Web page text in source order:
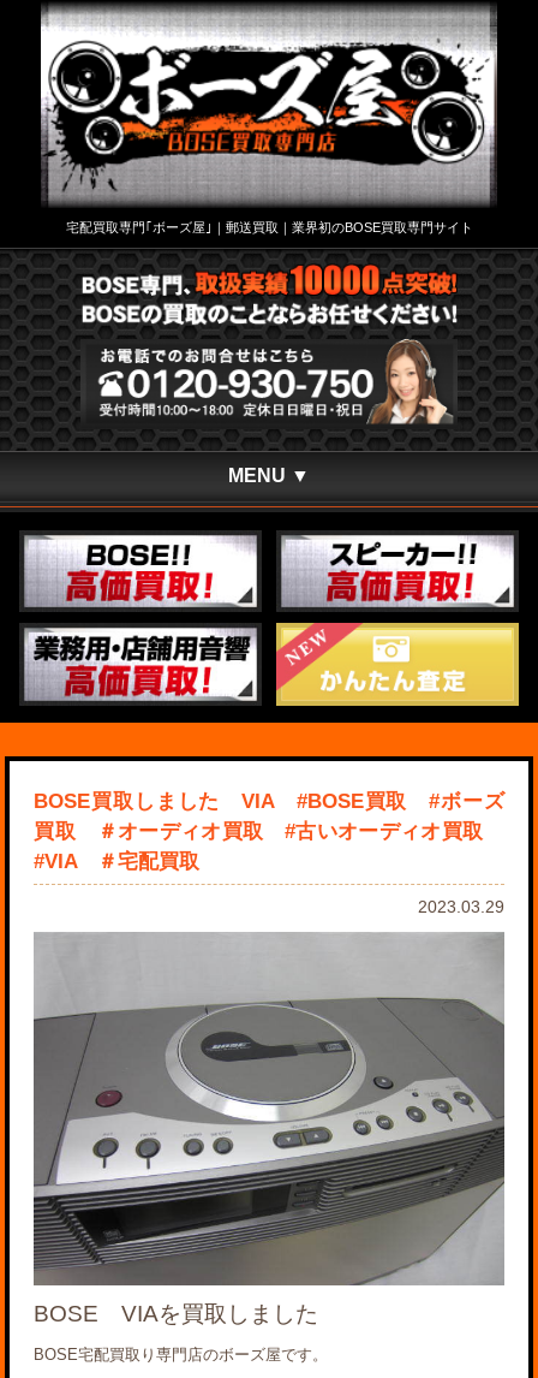
宅配買取専門｢ボーズ屋｣｜郵送買取｜業界初のBOSE買取専門サイト
MENU ▼
BOSE買取しました VIA #BOSE買取 #ボーズ
買取 ＃オーディオ買取 #古いオーディオ買取
#VIA ＃宅配買取
2023.03.29
BOSE VIAを買取しました
BOSE宅配買取り専門店のボーズ屋です。